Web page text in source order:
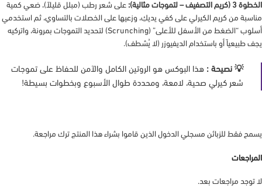
الخطوة 3 (كريم التصفيف – لتموجات مثالية):
على شعر رطب (مبلل قليلاً)، ضعي كمية
مناسبة من كريم الكيرلي على كفي يديكِ، وزعيها على الخصلات بالتساوي، ثم استخدمي
أسلوب “الضغط من الأسفل للأعلى” (Scrunching) لتحديد التموجات بمرونة، واتركيه
يجف طبيعياً أو باستخدام الديفيوزر (لا يُشطف).
💡 نصيحة : هذا البوكس هو الروتين الكامل والآمن للحفاظ على تموجات
شعر كيرلي صحية، لامعة، ومحددة طوال الأسبوع وبخطوات بسيطة!
المراجعات
لا توجد مراجعات بعد.
يسمح فقط للزبائن مسجلي الدخول الذين قاموا بشراء هذا المنتج ترك مراجعة.